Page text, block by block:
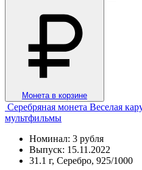
Монета в корзине
Серебряная монета Веселая
мультфильмы
Номинал: 3 рубля
Выпуск: 15.11.2022
31.1 г, Серебро, 925/1000